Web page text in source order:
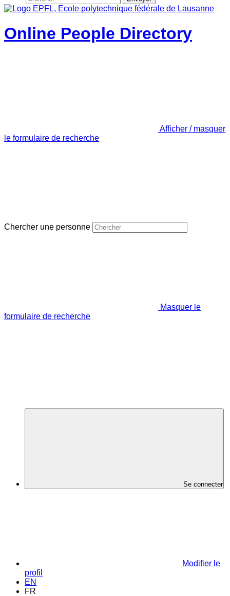
Online People Directory
Afficher / masquer
le formulaire de recherche
Chercher une personne
Masquer le
formulaire de recherche
Se connecter
Modifier le
profil
EN
FR